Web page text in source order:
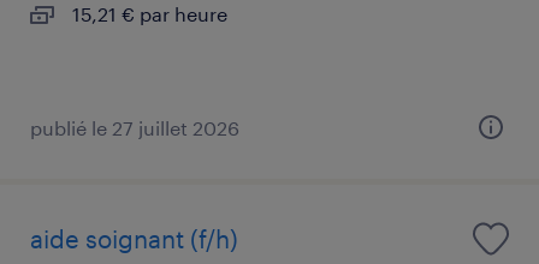
15,21 € par heure
publié le 27 juillet 2026
aide soignant (f/h)